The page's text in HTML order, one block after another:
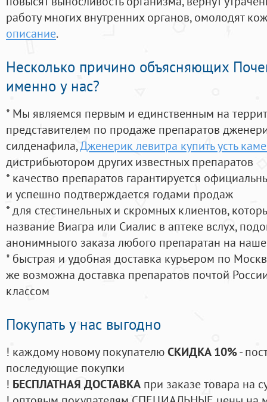
работу многих внутренних органов, омолодят
описание.
Несколько причино объясняющих
именно у нас?
* Мы являемся первым и единственным на
представителем по продаже препаратов
силденафила,Дженерик левитра купить усть
дистрибьютором других известных препаратов
* качество препаратов гарантируется
и успешно подтверждается годами продаж
* для стестинельных и скромных клиентов,
название Виагра или Сиалис в аптеке вслух,
анонимныого заказа любого препаратан на
* быстрая и удобная доставка курьером по
же возможна доставка препаратов почтой
классом
Покупать у нас выгодно
! каждому новому покупателюСКИДКА 10%-
последующие покупки
! БЕСПЛАТНАЯ ДОСТАВКА при заказе товара на